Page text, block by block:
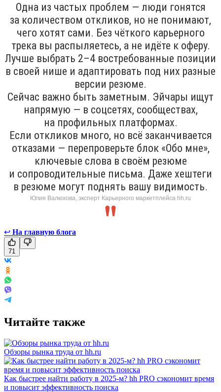
Одна из частых проблем — люди гонятся
за количеством откликов, но не понимают,
чего хотят сами. Без чёткого карьерного
трека вы распыляетесь, а не идёте к оферу.
Лучше выбрать 2–4 востребованные позиции
в своей нише и адаптировать под них разные
версии резюме.
Сейчас важно быть заметным. Эйчары ищут
напрямую — в соцсетях, сообществах,
на профильных платформах.
Если откликов много, но всё заканчивается
отказами — перепроверьте блок «Обо мне»,
ключевые слова в своём резюме
и сопроводительные письма. Даже хештеги
в резюме могут поднять вашу видимость.
Юлия Валюхова, эксперт Карьерного маркетплейса hh.ru
↩ На главную блога
71
Читайте также
Обзоры рынка труда от hh.ru
Как быстрее найти работу в 2025-м? hh PRO сэкономит время
и повысит эффективность поиска